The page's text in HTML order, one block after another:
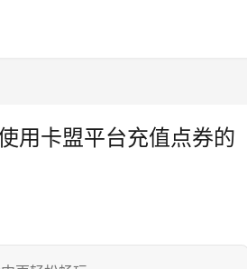
用卡盟平台充值点券的